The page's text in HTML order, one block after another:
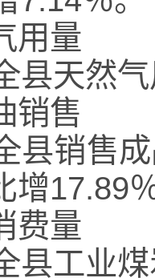
用量
县天然
销售
县销售
增17.89
费量
县工业